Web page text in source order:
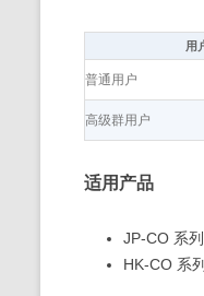
用
普通用户
高级群用户
适用产品
JP-CO 系
HK-CO 系